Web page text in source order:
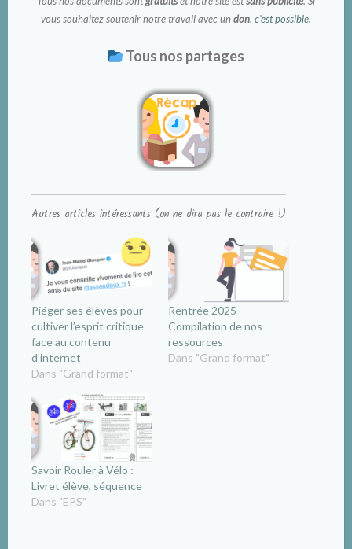
vous souhaitez soutenir notre travail avec undon, c’est possible.
Tous nos partages
Autres articles intéressants (on ne dira pas le contraire !)
Piéger ses élèves pour
cultiver l’esprit critique
face au contenu
d’internet
Dans "Grand format"
Rentrée 2025 –
Compilation de nos
ressources
Dans "Grand format"
Savoir Rouler à Vélo :
Livret élève, séquence
Dans "EPS"